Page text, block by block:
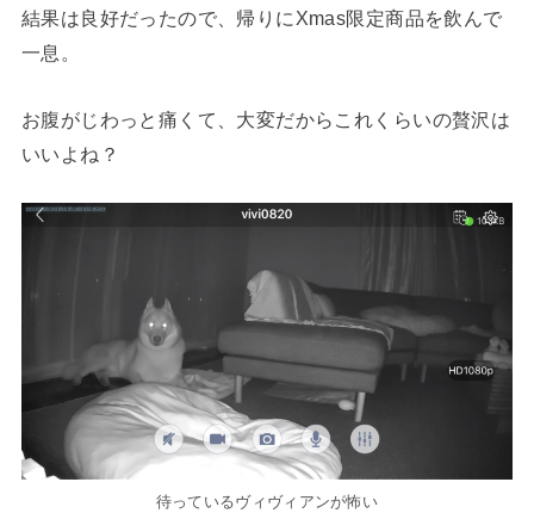
結果は良好だったので、帰りにXmas限定商品を飲んで
一息。
お腹がじわっと痛くて、大変だからこれくらいの贅沢は
いいよね？
待っているヴィヴィアンが怖い